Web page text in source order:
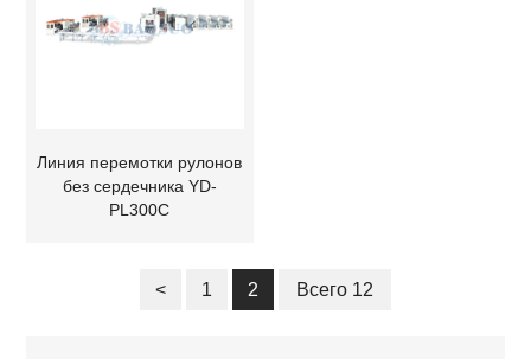
Линия перемотки рулонов
без сердечника YD-
PL300C
< 1 2 Всего 12